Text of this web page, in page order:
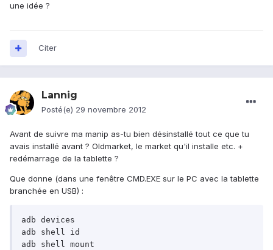
une idée ?
Citer
Lannig
Posté(e) 29 novembre 2012
Avant de suivre ma manip as-tu bien désinstallé tout ce que tu
avais installé avant ? Oldmarket, le market qu'il installe etc. +
redémarrage de la tablette ?
Que donne (dans une fenêtre CMD.EXE sur le PC avec la tablette
branchée en USB) :
adb devices
adb shell id
adb shell mount